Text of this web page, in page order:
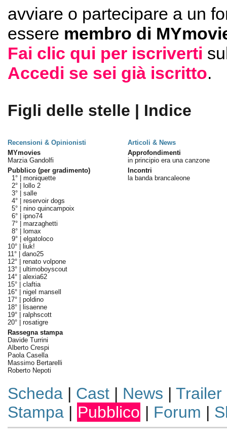
avviare o partecipare a un
essere membro di
Fai clic qui per iscriverti
Accedi se sei già iscritto.
Figli delle stelle | Indice
Recensioni & Opinionisti
Articoli & News
MYmovies
Marzia Gandolfi
Pubblico (per gradimento)
1° | moniquette
2° |
lollo 2
3° | salle
4° | reservoir dogs
5° | nino quincampoix
6° | ipno74
7° | marzaghetti
8° |
lomax
9° | elgatoloco
10° |
liuk!
11° | dano25
12° | renato volpone
13° | ultimoboyscout
14° | alexia62
15° | claftia
16° | nigel mansell
17° | poldino
18° |
lisaenne
19° | ralphscott
20° | rosatigre
Rassegna stampa
Davide Turrini
Alberto Crespi
Paola Casella
Massimo Bertarelli
Roberto Nepoti
Approfondimenti
in principio era una canzone
Incontri
la banda brancaleone
Scheda| Cast| News | Trailer
Stampa| Pubblico | Forum |